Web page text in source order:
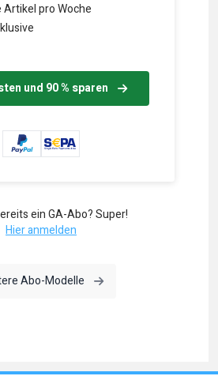
Artikel pro Woche
und 90 % sparen
ein GA-Abo? Super!
Hier anmelden
Abo-Modelle